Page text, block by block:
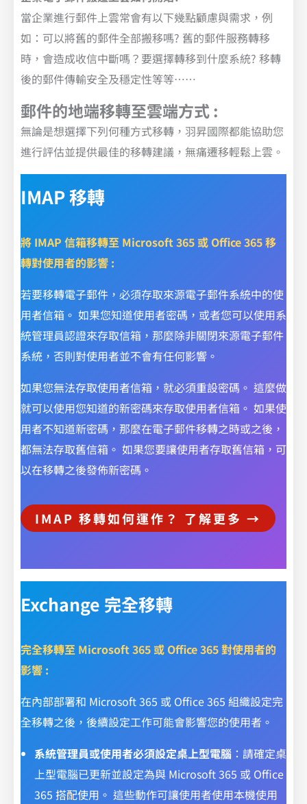
當企業進行郵件上雲常會有以下幾點顧慮與需求，例
如：可以將舊的郵件全部搬移嗎? 舊的郵件服務轉移
時，會造成收信中斷嗎？要選擇轉移到什麼系統? 移轉
後的郵件傳輸安全及穩定性等等……
郵件的地端移轉至雲端方式 :
無論是想選擇下列何種方式移轉，羽昇國際都能協助您
進行評估並提供最佳的移轉建議，無痛遷移輕鬆上雲。
IMAP 移轉
將 IMAP 信箱移轉至 Microsoft 365 或 Office 365 移
轉對使用者的影響 :
若要移轉電子郵件，必須存取來源電子郵件系統中的使
用者信箱。 如果您知道使用者密碼，或者您可以使用系
統管理員認證來存取信箱，那麼除非關閉來源電子郵件
系統，否則對使用者並不會有任何影響。
如果您無法存取使用者信箱，就必須重設密碼。 這麼做
就可以使用您知道的新密碼來存取使用者信箱。 如果使
用者不知道新密碼，那麼在電子郵件移轉之時或之後，
都無法存取舊信箱。 如果您要讓使用者存取舊信箱，可
以在移轉之後發佈新密碼。
IMAP 移轉如何運作？ 了解更多 →
Exchange 完全移轉
完全移轉至 Microsoft 365 或 Office 365 對使用者的
影響 :
在內部部署和 Microsoft 365 或 Office 365 組織設定完
全移轉之後，後續設定工作可能會影響您的使用者。
系統管理員或使用者必須設定桌上型電腦 ：請確定桌
上型電腦已更新並設定為與 Microsoft 365 或 Office
365 搭配使用。 這些動作可讓使用者使用本機使用